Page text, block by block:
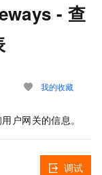
- 查
我的收藏
户网关的信息。
调试